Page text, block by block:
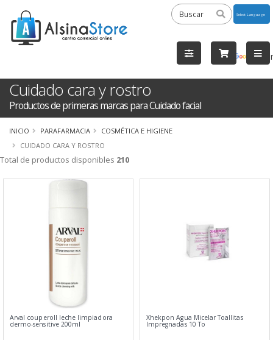
by
Cuidado cara y rostro
Productos de primeras marcas para Cuidado facial
INICIO PARAFARMACIA
COSMÉTICA E HIGIENE
CUIDADO CARA Y ROSTRO
Total de productos disponibles 210
Arval couperoll leche limpiadora
dermo-sensitive 200ml
Xhekpon Agua Micelar Toallitas
Impregnadas 10 To